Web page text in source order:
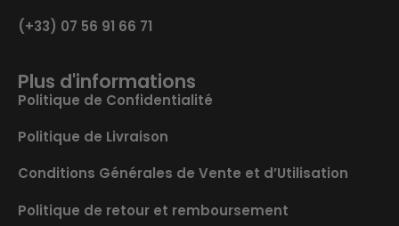
(+33) 07 56 91 66 71
Plus d'informations
Politique de Confidentialité
Politique de Livraison
Conditions Générales de Vente et d’Utilisation
Politique de retour et remboursement